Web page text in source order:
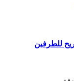
للطرفين